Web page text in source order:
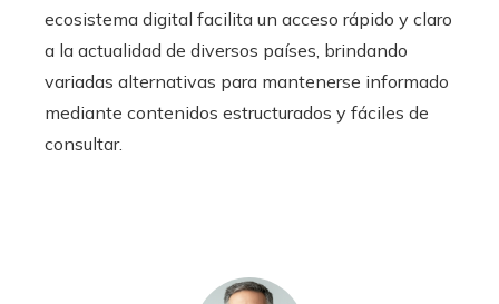
ecosistema digital facilita un acceso rápido y claro
a la actualidad de diversos países, brindando
variadas alternativas para mantenerse informado
mediante contenidos estructurados y fáciles de
consultar.